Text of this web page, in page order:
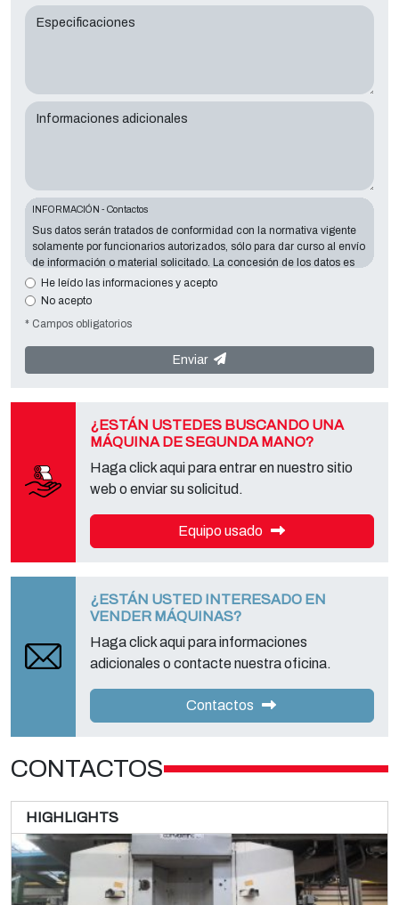
Especificaciones
Informaciones adicionales
INFORMACIÓN - Contactos
Sus datos serán tratados de conformidad con la normativa vigente
solamente por funcionarios autorizados, sólo para dar curso al envío
de información o material solicitado. La concesión de los datos es
esencial en relación con la finalidad expuesta; los datos que faltan
harán imposible contactar con usted y satisfacer sus peticiones. El
Via A. Dominutti, 6 37135 (VR) Italy
con el "Servicio de Privacy " en la parte Controller de datos para
ejercer todos los derechos previstos y para obtener la información
He leído las informaciones y acepto
No acepto
* Campos obligatorios
Enviar
¿ESTÁN USTEDES BUSCANDO UNA
MÁQUINA DE SEGUNDA MANO?
Haga click aqui para entrar en nuestro sitio
web o enviar su solicitud.
Equipo usado
¿ESTÁN USTED INTERESADO EN
VENDER MÁQUINAS?
Haga click aqui para informaciones
adicionales o contacte nuestra oficina.
Contactos
CONTACTOS
HIGHLIGHTS
UTECO Blenda
Printing machines
Leer más